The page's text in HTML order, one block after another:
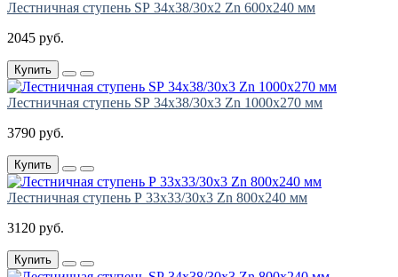
Лестничная ступень SР 34х38/30х2 Zn 600х240 мм
2045 руб.
Купить
Лестничная ступень SР 34х38/30х3 Zn 1000х270 мм
3790 руб.
Купить
Лестничная ступень Р 33х33/30х3 Zn 800х240 мм
3120 руб.
Купить